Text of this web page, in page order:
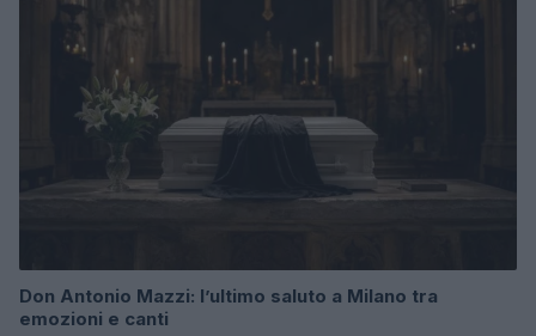
Don Antonio Mazzi: l’ultimo saluto a Milano tra
emozioni e canti